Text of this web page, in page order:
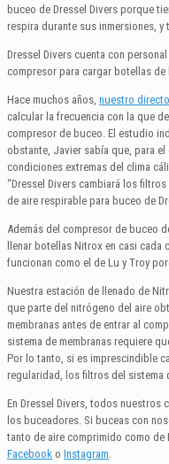
buceo de Dressel Divers porque
respira durante sus inmersiones, y
Dressel Divers cuenta con
compresor para cargar botellas de
Hace muchos años, nuestro
calcular la frecuencia con la que
compresor de buceo. El estudio
obstante, Javier sabía que, para
condiciones extremas del clima
“Dressel Divers cambiará los
de aire respirable para buceo de
Además del compresor de buceo
llenar botellas Nitrox en casi cada
funcionan como el de Lu y Troy
Nuestra estación de llenado de
que parte del nitrógeno del aire
membranas antes de entrar al
sistema de membranas requiere
Por lo tanto, si es imprescindible
regularidad, los filtros del sistema
En Dressel Divers, todos nuestros
los buceadores. Si buceas con
tanto de aire comprimido como de
Facebook o Instagram